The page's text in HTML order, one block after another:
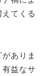
てくる
ありま
益なサ